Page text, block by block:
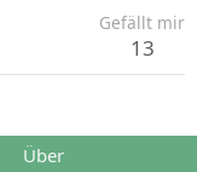
Gefällt mir
13
Über